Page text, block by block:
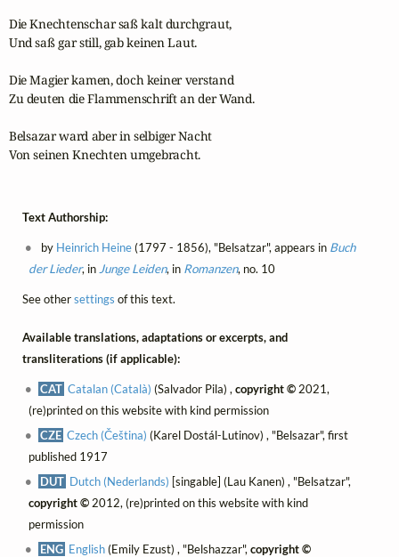
Die Knechtenschar saß kalt durchgraut,
Und saß gar still, gab keinen Laut.
Die Magier kamen, doch keiner verstand
Zu deuten die Flammenschrift an der Wand.
Belsazar ward aber in selbiger Nacht
Von seinen Knechten umgebracht.
Text Authorship:
by Heinrich Heine(1797 - 1856), "Belsatzar", appears in Buch
der Lieder, in Junge Leiden, in Romanzen, no. 10
See othersettings of this text.
Available translations, adaptations or excerpts, and
transliterations (if applicable):
CAT Catalan (Català) (Salvador Pila) ,copyright © 2021,
(re)printed on this website with kind permission
CZE Czech (Čeština) (Karel Dostál-Lutinov) , "Belsazar", first
published 1917
DUT Dutch (Nederlands) [singable] (Lau Kanen) , "Belsatzar",
copyright ©2012, (re)printed on this website with kind
permission
ENG English(Emily Ezust) , "Belshazzar",copyright ©